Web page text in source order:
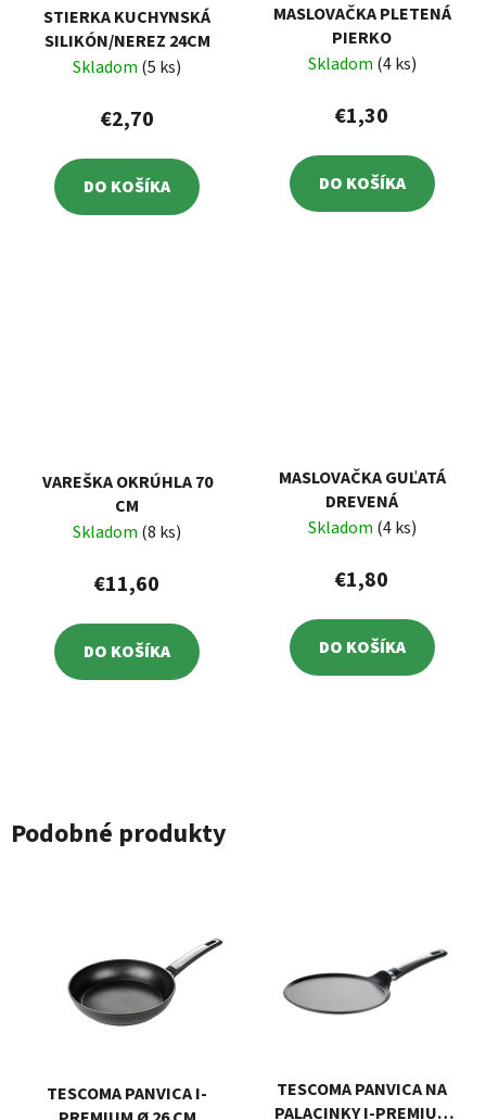
STIERKA KUCHYNSKÁ
SILIKÓN/NEREZ 24CM
Skladom (5 ks)
€2,70
DO KOŠÍKA
MASLOVAČKA PLETENÁ
PIERKO
Skladom (4 ks)
€1,30
DO KOŠÍKA
VAREŠKA OKRÚHLA 70
CM
Skladom (8 ks)
€11,60
DO KOŠÍKA
MASLOVAČKA GUĽATÁ
DREVENÁ
Skladom (4 ks)
€1,80
DO KOŠÍKA
Podobné produkty
TESCOMA PANVICA I-
TESCOMA PANVICA NA
PALACINKY I-PREMIUM